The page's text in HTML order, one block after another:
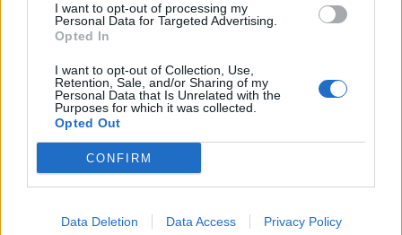
I want to opt-out of processing my
Personal Data for Targeted Advertising.
Opted In
I want to opt-out of Collection, Use,
Retention, Sale, and/or Sharing of my
Personal Data that Is Unrelated with the
Purposes for which it was collected.
Opted Out
CONFIRM
Data Deletion Data Access Privacy Policy
P5X: Guida all'uso di Sumer Closer (Tropical Motoha